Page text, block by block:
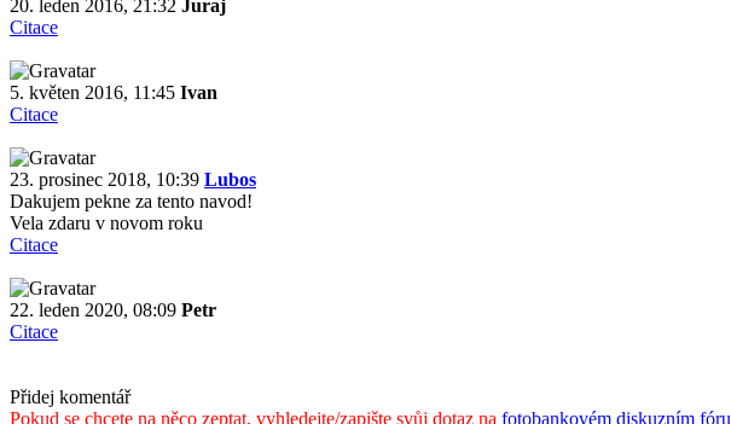
20. leden 2016, 21:32 Juraj
Citace
5. květen 2016, 11:45 Ivan
Citace
23. prosinec 2018, 10:39 Lubos
Dakujem pekne za tento navod!
Vela zdaru v novom roku
Citace
22. leden 2020, 08:09 Petr
Citace
Přidej komentář
Pokud se chcete na něco zeptat, vyhledejte/zapište svůj dotaz na fotobankovém diskuzním fóru